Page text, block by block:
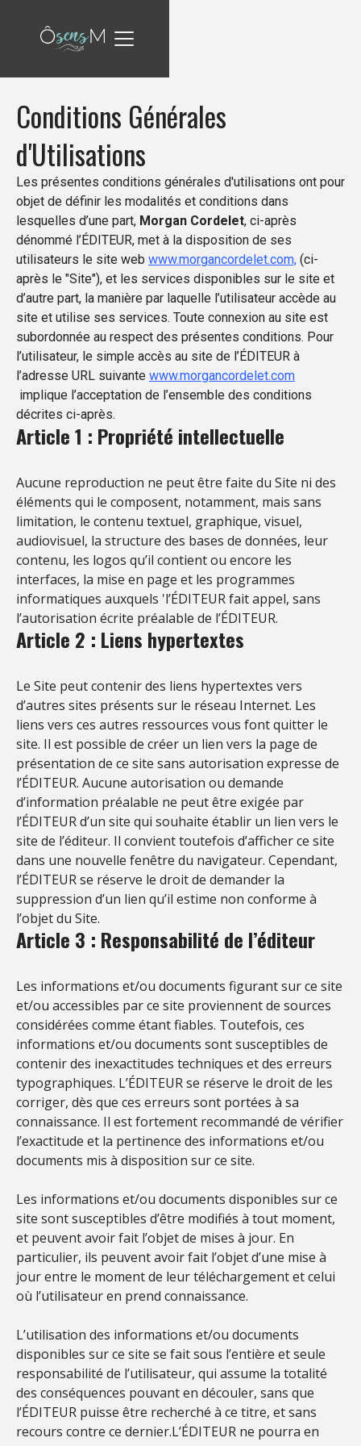
Conditions Générales
d'Utilisations
Les présentes conditions générales d'utilisations ont pour
objet de définir les modalités et conditions dans
lesquelles d’une part, Morgan Cordelet, ci-après
dénommé l’ÉDITEUR, met à la disposition de ses
utilisateurs le site web www.morgancordelet.com, (ci-
après le "Site"), et les services disponibles sur le site et
d’autre part, la manière par laquelle l’utilisateur accède au
site et utilise ses services. Toute connexion au site est
subordonnée au respect des présentes conditions. Pour
l’utilisateur, le simple accès au site de l’ÉDITEUR à
l’adresse URL suivante www.morgancordelet.com
implique l’acceptation de l’ensemble des conditions
décrites ci-après.
Article 1 : Propriété intellectuelle
Aucune reproduction ne peut être faite du Site ni des
éléments qui le composent, notamment, mais sans
limitation, le contenu textuel, graphique, visuel,
audiovisuel, la structure des bases de données, leur
contenu, les logos qu’il contient ou encore les
interfaces, la mise en page et les programmes
informatiques auxquels 'l’ÉDITEUR fait appel, sans
l’autorisation écrite préalable de l’ÉDITEUR.
Article 2 : Liens hypertextes
Le Site peut contenir des liens hypertextes vers
d’autres sites présents sur le réseau Internet. Les
liens vers ces autres ressources vous font quitter le
site. Il est possible de créer un lien vers la page de
présentation de ce site sans autorisation expresse de
l’ÉDITEUR. Aucune autorisation ou demande
d’information préalable ne peut être exigée par
l’ÉDITEUR d’un site qui souhaite établir un lien vers le
site de l’éditeur. Il convient toutefois d’afficher ce site
dans une nouvelle fenêtre du navigateur. Cependant,
l’ÉDITEUR se réserve le droit de demander la
suppression d’un lien qu’il estime non conforme à
l’objet du Site.
Article 3 : Responsabilité de l’éditeur
Les informations et/ou documents figurant sur ce site
et/ou accessibles par ce site proviennent de sources
considérées comme étant fiables. Toutefois, ces
informations et/ou documents sont susceptibles de
contenir des inexactitudes techniques et des erreurs
typographiques. L’ÉDITEUR se réserve le droit de les
corriger, dès que ces erreurs sont portées à sa
connaissance. Il est fortement recommandé de vérifier
l’exactitude et la pertinence des informations et/ou
documents mis à disposition sur ce site.
Les informations et/ou documents disponibles sur ce
site sont susceptibles d’être modifiés à tout moment,
et peuvent avoir fait l’objet de mises à jour. En
particulier, ils peuvent avoir fait l’objet d’une mise à
jour entre le moment de leur téléchargement et celui
où l’utilisateur en prend connaissance.
L’utilisation des informations et/ou documents
disponibles sur ce site se fait sous l’entière et seule
responsabilité de l’utilisateur, qui assume la totalité
des conséquences pouvant en découler, sans que
l’ÉDITEUR puisse être recherché à ce titre, et sans
recours contre ce dernier.L’ÉDITEUR ne pourra en